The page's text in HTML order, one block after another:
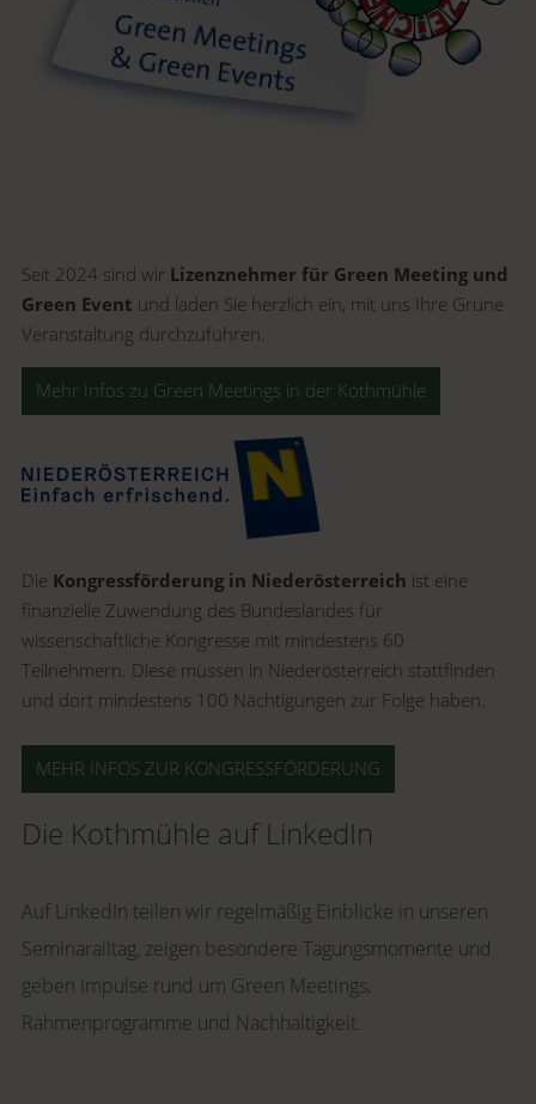
Seit 2024 sind wir Lizenznehmer für Green Meeting und
Green Event und laden Sie herzlich ein, mit uns Ihre Grüne
Veranstaltung durchzuführen.
Mehr Infos zu Green Meetings in der Kothmühle
Die Kongressförderung in Niederösterreich ist eine
finanzielle Zuwendung des Bundeslandes für
wissenschaftliche Kongresse mit mindestens 60
Teilnehmern. Diese müssen in Niederösterreich stattfinden
und dort mindestens 100 Nächtigungen zur Folge haben.
MEHR INFOS ZUR KONGRESSFÖRDERUNG
Die Kothmühle auf LinkedIn
Auf LinkedIn teilen wir regelmäßig Einblicke in unseren
Seminaralltag, zeigen besondere Tagungsmomente und
geben Impulse rund um Green Meetings,
Rahmenprogramme und Nachhaltigkeit.